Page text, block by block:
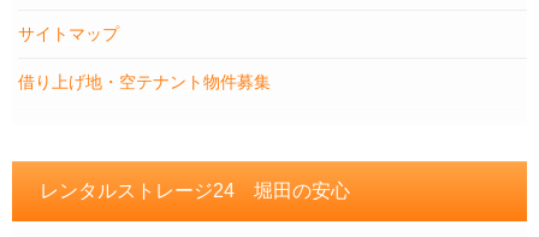
サイトマップ
借り上げ地・空テナント物件募集
レンタルストレージ24 堀田の安心